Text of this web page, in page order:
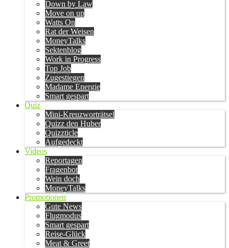
Down by Law
Move on up
Watts On
Rat der Weisen
MoneyTalks
Sektenblog
Work in Progress
Top Job
Zugestiegen
Madame Energie
Smart gespart
Quiz
Mini-Kreuzworträtsel
Quizz den Huber
Quizzticle
Aufgedeckt
Videos
Reportagen
Fragenbot
Wein doch
MoneyTalks
Promotionen
Gute News
Flugmodus
Smart gespart
Reise-Glück
Meat & Greet